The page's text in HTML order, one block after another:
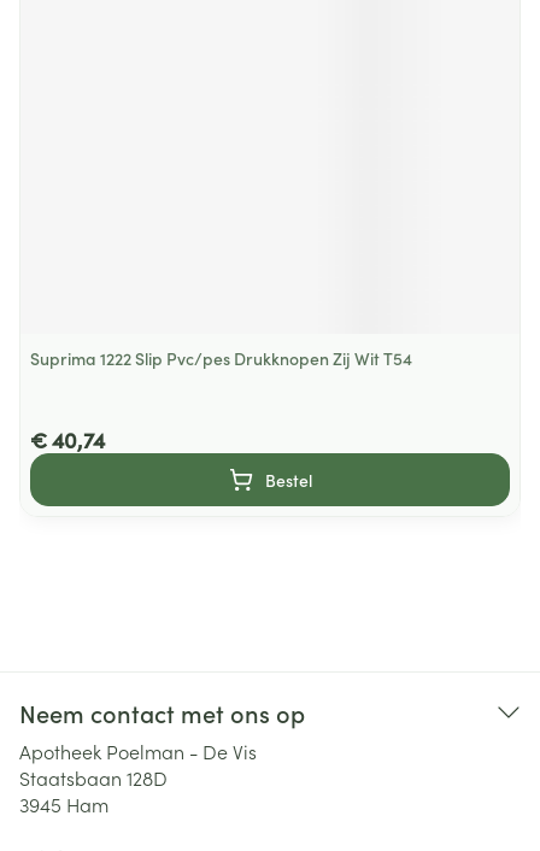
Suprima 1222 Slip Pvc/pes Drukknopen Zij Wit T54
€ 40,74
Bestel
Neem contact met ons op
Apotheek Poelman - De Vis
Staatsbaan 128D
3945 Ham